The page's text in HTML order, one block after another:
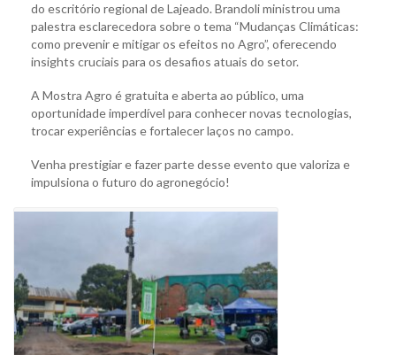
do escritório regional de Lajeado. Brandoli ministrou uma
palestra esclarecedora sobre o tema “Mudanças Climáticas:
como prevenir e mitigar os efeitos no Agro”, oferecendo
insights cruciais para os desafios atuais do setor.
A Mostra Agro é gratuita e aberta ao público, uma
oportunidade imperdível para conhecer novas tecnologias,
trocar experiências e fortalecer laços no campo.
Venha prestigiar e fazer parte desse evento que valoriza e
impulsiona o futuro do agronegócio!